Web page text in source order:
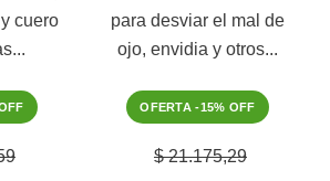
cuero
para desviar el mal de
ojo, envidia y otros...
OFERTA -15% OFF
$ 21.175,29